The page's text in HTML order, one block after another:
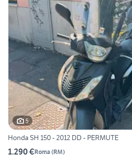
5
Honda SH 150 - 2012 DD - PERMUTE
1.290 €Roma (RM)